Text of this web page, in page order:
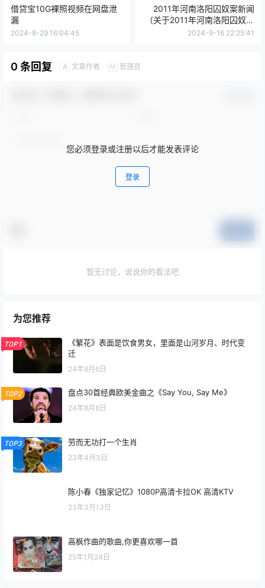
借贷宝10G裸照视频在网盘泄
漏
2024-8-29 16:04:45
2011年河南洛阳囚奴案新闻
（关于2011年河南洛阳囚奴案
新闻的介绍）
2024-9-16 22:25:41
0 条回复 A 文章作者 M 管理员
您必须登录或注册以后才能发表评论
登录
暂无讨论，说说你的看法吧
为您推荐
TOP1
《繁花》表面是饮食男女，里面是山河岁月、时代变
迁
24年8月6日
TOP2 盘点30首经典欧美金曲之《Say You, Say Me》
24年8月8日
TOP3 劳而无功打一个生肖
23年4月3日
陈小春《独家记忆》1080P高清卡拉OK 高清KTV
23年3月13日
高枫作曲的歌曲,你更喜欢哪一首
25年1月24日